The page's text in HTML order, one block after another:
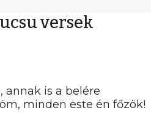
versek
annak is a belére
minden este én főzök!